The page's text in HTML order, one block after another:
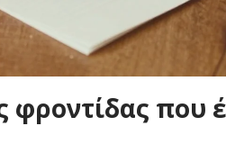
φροντίδας που